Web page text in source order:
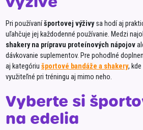
Pri používaníšportovej výživysa hodí aj
uľahčuje jej každodenné používanie. Medzi
shakery na prípravu proteínových nápojov
dávkovanie suplementov. Pre pohodlné
aj kategóriu športové bandáže a shakery,
využiteľné pri tréningu aj mimo neho.
Vyberte si
na edelia